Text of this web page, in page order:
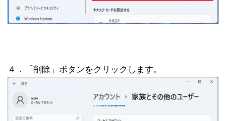
４．「削除」ボタンをクリックします。